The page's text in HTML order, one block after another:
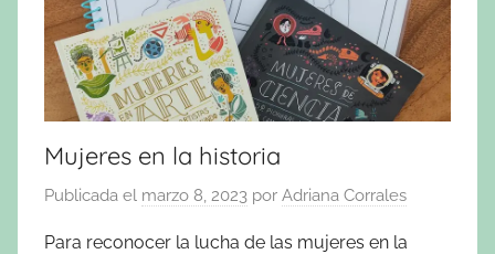
Mujeres en la historia
Publicada el marzo 8, 2023 por Adriana Corrales
Para reconocer la lucha de las mujeres en la